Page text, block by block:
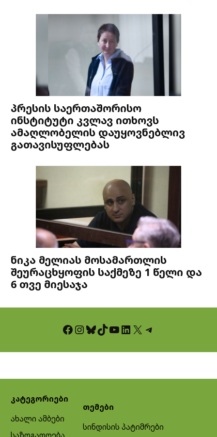
პრესის საერთაშორისო
ინსტიტუტი კვლავ ითხოვს
ამაღლობელის დაუყოვნებლივ
გათავისუფლებას
ნიკა მელიას მოსამართლის
შეურაცხყოფის საქმეზე 1 წელი და
6 თვე მიესაჯა
Facebook InstagramBluesky TikTok YouTube LinkedIn X Telegram
კატეგორიები
ახალი ამბები
საზოგადოება
თემები
სინდისის პატიმრები